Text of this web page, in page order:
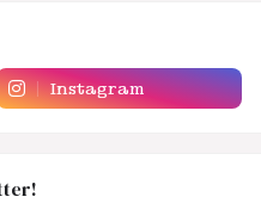
Instagram